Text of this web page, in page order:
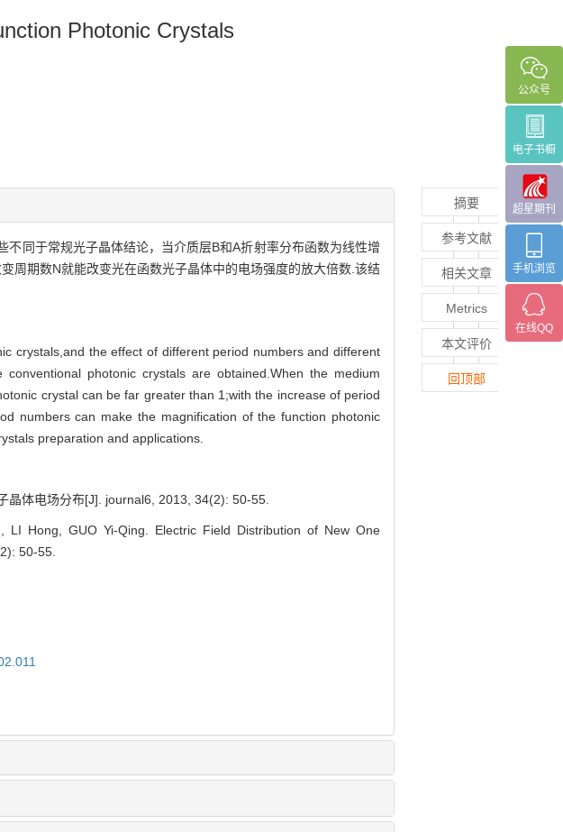
Photonic Crystals
同于常规光子晶体结论，当介质层B和A折射率分布函数为线性增
周期数N就能改变光在函数光子晶体中的电场强度的放大倍数.该结
crystals,and the effect of different period numbers and different
photonic crystals are obtained.When the medium
crystal can be far greater than 1;with the increase of period
numbers can make the magnification of the function photonic
preparation and applications.
晶体电场分布[J]. journal6, 2013, 34(2): 50-55.
LI Hong, GUO Yi-Qing. Electric Field Distribution of New One
50-55.
摘要
参考文献
相关文章
Metrics
本文评价
回顶部
公众号
电子书橱
超星期刊
手机浏览
在线QQ